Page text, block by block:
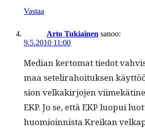
Vastaa
Arto Tukiainen sanoo:
9.5.2010 11:00
Medi­an ker­tomat tiedot
maa setelira­hoituk­sen
sion velka­kir­jo­jen
EKP. Jo se, että EKP luopui
huomioin­nista Kreikan